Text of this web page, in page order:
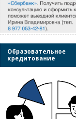
Образовательное
кредитование